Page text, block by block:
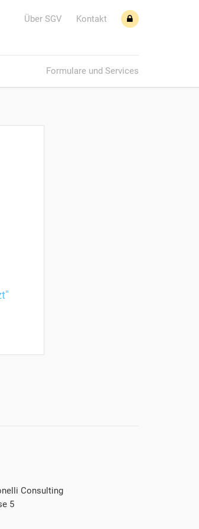
Über SGV
Kontakt
Formulare und Services
Consulting
5